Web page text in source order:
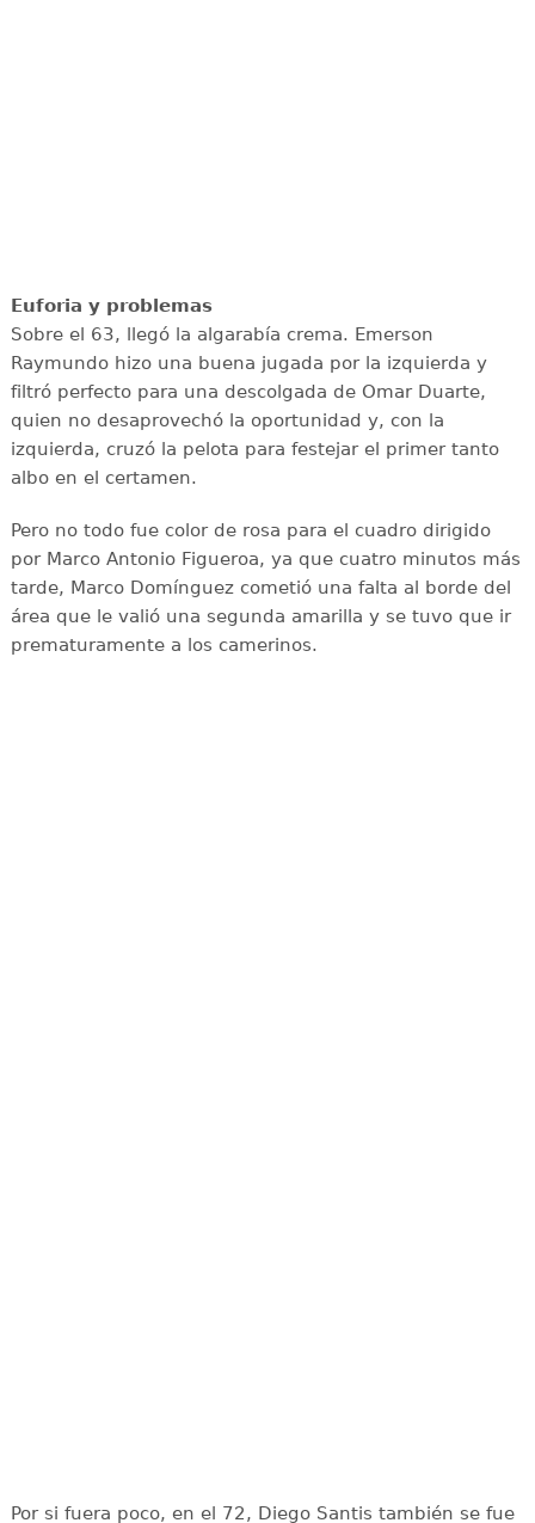
Euforia y problemas
Sobre el 63, llegó la algarabía crema. Emerson
Raymundo hizo una buena jugada por la izquierda y
filtró perfecto para una descolgada de Omar Duarte,
quien no desaprovechó la oportunidad y, con la
izquierda, cruzó la pelota para festejar el primer tanto
albo en el certamen.
Pero no todo fue color de rosa para el cuadro dirigido
por Marco Antonio Figueroa, ya que cuatro minutos más
tarde, Marco Domínguez cometió una falta al borde del
área que le valió una segunda amarilla y se tuvo que ir
prematuramente a los camerinos.
Por si fuera poco, en el 72, Diego Santis también se fue